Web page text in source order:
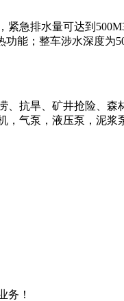
急排水量可达到
能；整车涉水深度为
抗旱、矿井抢险、
气泵，液压泵，泥
务！